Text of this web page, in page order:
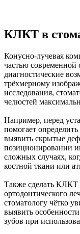
КЛКТ в
Конусно-лучевая
частью современной
диагностические
трёхмерному
исследования,
челюстей
Например, перед
помогает
выявить скрытые
позиционировании
сложных случаях,
костной ткани или
Также сделать КЛКТ
ортодонтического
стоматологу чётко
выявить
зубов при